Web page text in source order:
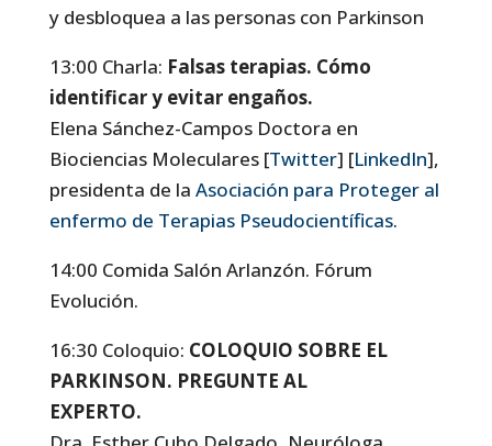
y desbloquea a las personas con Parkinson
13:00 Charla: Falsas terapias. Cómo
identificar y evitar engaños.
Elena Sánchez-Campos Doctora en
Biociencias Moleculares [Twitter] [LinkedIn],
presidenta de la Asociación para Proteger al
enfermo de Terapias Pseudocientíficas.
14:00 Comida Salón Arlanzón. Fórum
Evolución.
16:30 Coloquio: COLOQUIO SOBRE EL
PARKINSON. PREGUNTE AL
EXPERTO.